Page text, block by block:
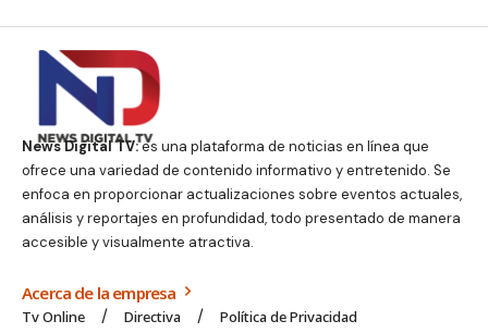
News Digital TV:es una plataforma de noticias en línea que
ofrece una variedad de contenido informativo y entretenido. Se
enfoca en proporcionar actualizaciones sobre eventos actuales,
análisis y reportajes en profundidad, todo presentado de manera
accesible y visualmente atractiva.
Acerca de la empresa
Tv Online Directiva Política de Privacidad